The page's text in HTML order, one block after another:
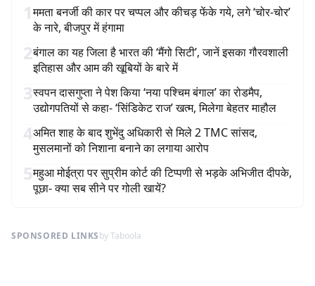
1ममता बनर्जी की कार पर चप्पल और कीचड़ फेंके गये, लगे ‘चोर-चोर’
के नारे, बीजपुर में हंगामा
2बंगाल का यह जिला है भारत की ‘मैंगो सिटी’, जानें इसका गौरवशाली
इतिहास और आम की खूबियों के बारे में
3स्वपन दासगुप्ता ने पेश किया ‘नया पश्चिम बंगाल’ का रोडमैप,
उद्योगपतियों से कहा- ‘सिंडिकेट राज’ खत्म, मिलेगा बेहतर माहौल
4अमित शाह के बाद शुभेंदु अधिकारी से मिले 2 TMC सांसद,
मुसलमानों को निशाना बनाने का लगाया आरोप
5महुआ मोईत्रा पर सुप्रीम कोर्ट की टिप्पणी से भड़के अभिजीत दीपके,
पूछा- क्या सब सीने पर गोली खायें?
SPONSORED LINKSby Taboola